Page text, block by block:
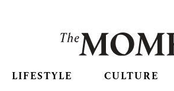
LIFESTYLE CULTURE